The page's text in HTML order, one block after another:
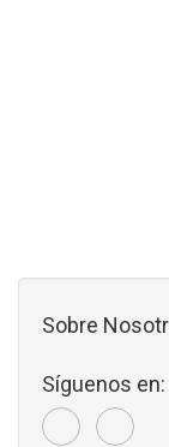
Sobre
Síguenos en: